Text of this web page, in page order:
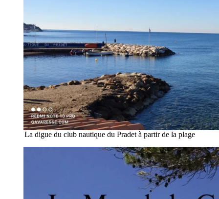
La digue du club nautique du Pradet à partir de la plage